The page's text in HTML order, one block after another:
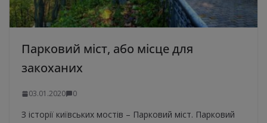
Парковий міст, або місце для
закоханих
03.01.2020 0
З історії київських мостів – Парковий міст. Парковий